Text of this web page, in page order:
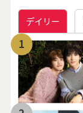
デイリー
1